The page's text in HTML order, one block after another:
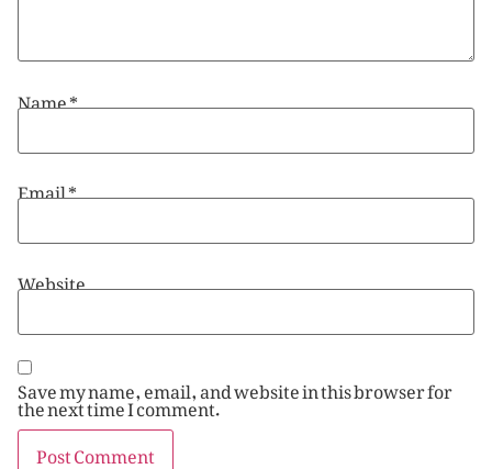
Name*
Email*
Website
Save my name, email, and website in this browser for
the next time I comment.